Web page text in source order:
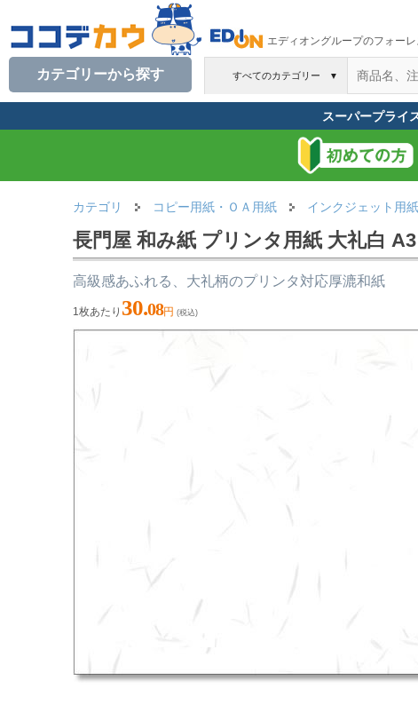
エディオングループのフォー
すべてのカテゴリー ▼
カテゴリーから探す
スーパープライ
カテゴリ コピー用紙・ＯＡ用紙 インクジェット用紙
長門屋 和み紙 プリンタ用紙 大礼白
高級感あふれる、大礼柄のプリンタ対応厚漉和紙
1枚あたり 30.08円 (税込)